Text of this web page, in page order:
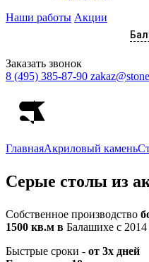
Наши работы Акции
Заказать звонок
8 (495) 385-87-90
ГлавнаяАкриловый камень
Серые столы из
Собственное производство
1500 кв.м в Балашихе с 2014
Быстрые сроки - от 3х дней